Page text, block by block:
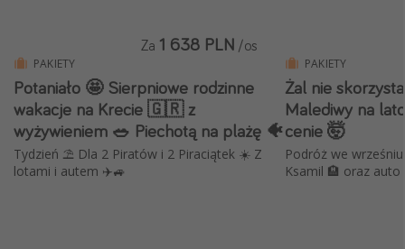
PAKIETY
Potaniało 🤩 Sierpniowe rodzinne
wakacje na Krecie 🇬🇷 z
wyżywieniem 🥗 Piechotą na plażę 🐠
Tydzień ⛱️ Dla 2 Piratów i 2 Piraciątek ☀️ Z
lotami i autem ✈️🚙
Za 1 638 PLN /os
PAKIETY
Żal nie
Malediwy na
cenie 🤯
Podróż we
Ksamil 🏨 oraz auto